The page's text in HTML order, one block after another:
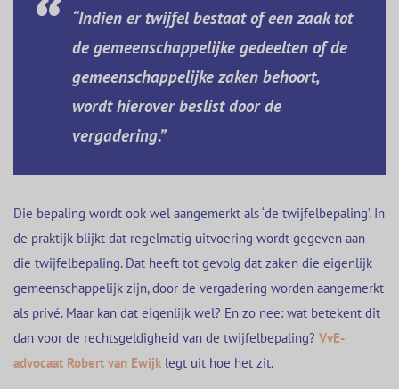
“Indien er twijfel bestaat of een zaak tot
de gemeenschappelijke gedeelten of de
gemeenschappelijke zaken behoort,
wordt hierover beslist door de
vergadering.”
Die bepaling wordt ook wel aangemerkt als ‘de twijfelbepaling’. In
de praktijk blijkt dat regelmatig uitvoering wordt gegeven aan
die twijfelbepaling. Dat heeft tot gevolg dat zaken die eigenlijk
gemeenschappelijk zijn, door de vergadering worden aangemerkt
als privé. Maar kan dat eigenlijk wel? En zo nee: wat betekent dit
dan voor de rechtsgeldigheid van de twijfelbepaling? VvE-
advocaat Robert van Ewijk legt uit hoe het zit.